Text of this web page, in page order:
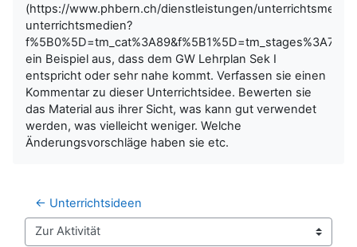
(https://www.phbern.ch/dienstleistungen/
unterrichtsmedien?
f%5B0%5D=tm_cat%3A89&f%5B1%5D=tm_stages%3A75)
ein Beispiel aus, dass dem GW Lehrplan Sek I
entspricht oder sehr nahe kommt. Verfassen sie einen
Kommentar zu dieser Unterrichtsidee. Bewerten sie
das Material aus ihrer Sicht, was kann gut verwendet
werden, was vielleicht weniger. Welche
Änderungsvorschläge haben sie etc.
← Unterrichtsideen
Zur Aktivität